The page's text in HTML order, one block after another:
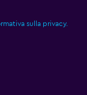
sulla privacy.